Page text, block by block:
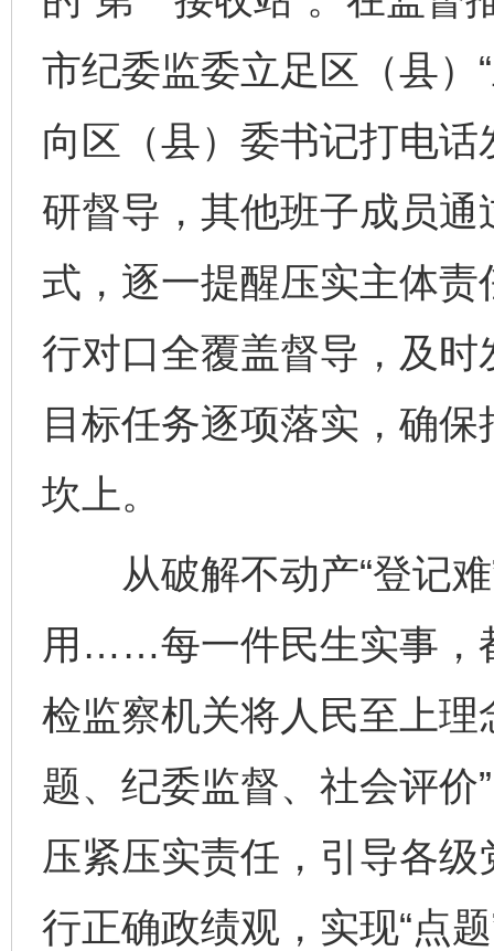
市纪委监委立足区（县）
向区（县）委书记打电
研督导，其他班子成员
式，逐一提醒压实主体
行对口全覆盖督导，及
目标任务逐项落实，确
坎上。
从破解不动产“登记难
用……每一件民生实事，
检监察机关将人民至上理
题、纪委监督、社会评价
压紧压实责任，引导各
行正确政绩观，实现“点